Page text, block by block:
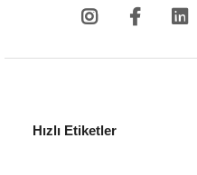
Hızlı Etiketler